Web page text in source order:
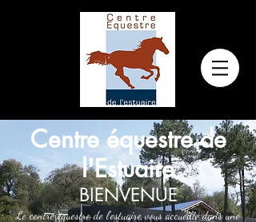
Centre équestre de
l'Estuaire
BIENVENUE
Le centre équestre de l'estuaire vous accueille dans une